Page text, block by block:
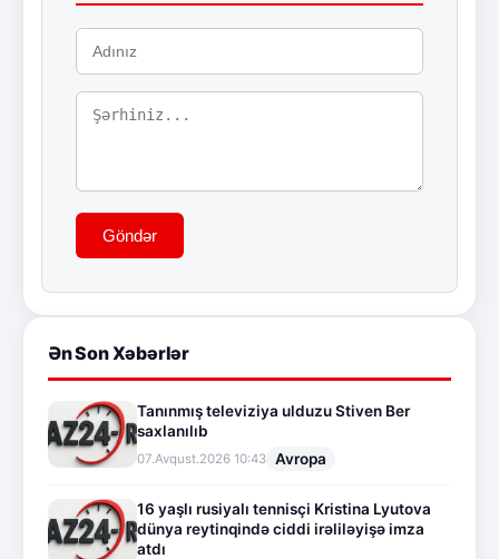
Göndər
Ən Son Xəbərlər
Tanınmış televiziya ulduzu Stiven Ber
saxlanılıb
07.Avqust.2026 10:43 Avropa
16 yaşlı rusiyalı tennisçi Kristina Lyutova
dünya reytinqində ciddi irəliləyişə imza
atdı